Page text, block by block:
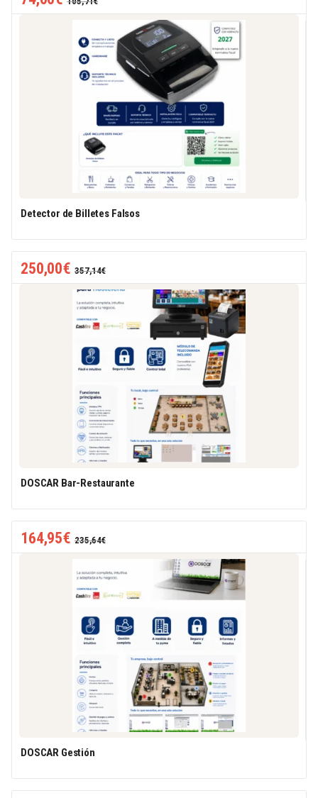
Detector de Billetes Falsos
250,00€ 357,14€
DOSCAR Bar-Restaurante
164,95€ 235,64€
DOSCAR Gestión